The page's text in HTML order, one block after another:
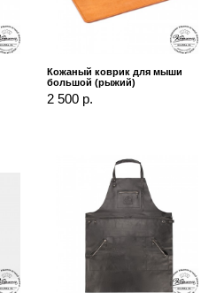
Кожаный коврик для мыши
большой (рыжий)
2 500 р.